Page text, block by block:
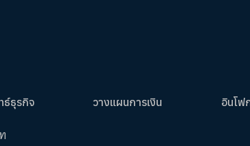
ธ์ธุรกิจ วางแผนการเงิน อินโฟ